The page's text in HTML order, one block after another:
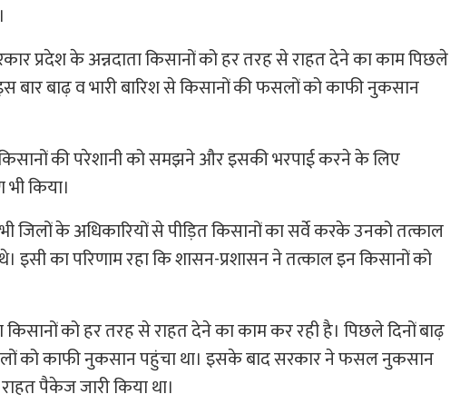
प्रदेश के अन्नदाता किसानों को हर तरह से राहत देने का काम पिछले
बार बाढ़ व भारी बारिश से किसानों की फसलों को काफी नुकसान
किसानों की परेशानी को समझने और इसकी भरपाई करने के लिए
किया।
जिलों के अधिकारियों से पीड़ित किसानों का सर्वे करके उनको तत्काल
इसी का परिणाम रहा कि शासन-प्रशासन ने तत्काल इन किसानों को
को हर तरह से राहत देने का काम कर रही है। पिछले दिनों बाढ़
को काफी नुकसान पहुंचा था। इसके बाद सरकार ने फसल नुकसान
पैकेज जारी किया था।